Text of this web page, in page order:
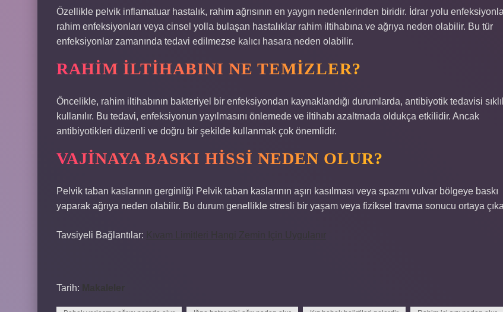
Özellikle pelvik inflamatuar hastalık, rahim ağrısının en yaygın nedenlerinden biridir. İdrar yolu
rahim enfeksiyonları veya cinsel yolla bulaşan hastalıklar rahim iltihabına ve ağrıya neden olabilir. Bu tür
enfeksiyonlar zamanında tedavi edilmezse kalıcı hasara neden olabilir.
RAHIM ILTIHABINI NE TEMIZLER?
Öncelikle, rahim iltihabının bakteriyel bir enfeksiyondan kaynaklandığı durumlarda, antibiyotik tedavisi
kullanılır. Bu tedavi, enfeksiyonun yayılmasını önlemede ve iltihabı azaltmada oldukça etkilidir. Ancak
antibiyotikleri düzenli ve doğru bir şekilde kullanmak çok önemlidir.
VAJINAYA BASKI HISSI NEDEN OLUR?
Pelvik taban kaslarının gerginliği Pelvik taban kaslarının aşırı kasılması veya spazmı vulvar bölgeye baskı
yaparak ağrıya neden olabilir. Bu durum genellikle stresli bir yaşam veya fiziksel travma sonucu ortaya
Tavsiyeli Bağlantılar: Kıvam Limitleri Hangi Zemin Için Uygulanır
Tarih: Makaleler